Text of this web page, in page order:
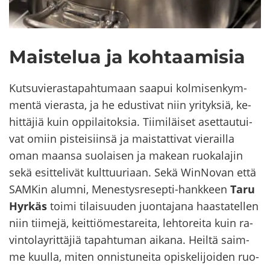
Mais­te­lua ja koh­taa­mi­sia
Kut­su­vie­ras­ta­pah­tu­maan saa­pui kol­mi­sen­kym­
men­tä vie­ras­ta, ja he edus­ti­vat niin yri­tyk­siä, ke­
hit­tä­jiä kuin op­pi­lai­tok­sia. Tii­mi­läi­set aset­tau­tui­
vat omiin pis­tei­siin­sä ja mais­tat­ti­vat vie­rail­la
oman maan­sa suo­lai­sen ja ma­kean ruo­ka­la­jin
sekä esit­te­li­vät kult­tuu­ri­aan. Sekä WinNovan että
SAM­Kin alum­ni, Menestysresepti-​hankkeen Taru
Hyr­käs toimi ti­lai­suu­den juon­ta­ja­na haas­ta­tel­len
niin tii­me­jä, keit­tiö­mes­ta­rei­ta, leh­to­rei­ta kuin ra­
vin­to­lay­rit­tä­jiä ta­pah­tu­man ai­ka­na. Heil­tä saim­
me kuul­la, miten on­nis­tu­nei­ta opis­ke­li­joi­den ruo­